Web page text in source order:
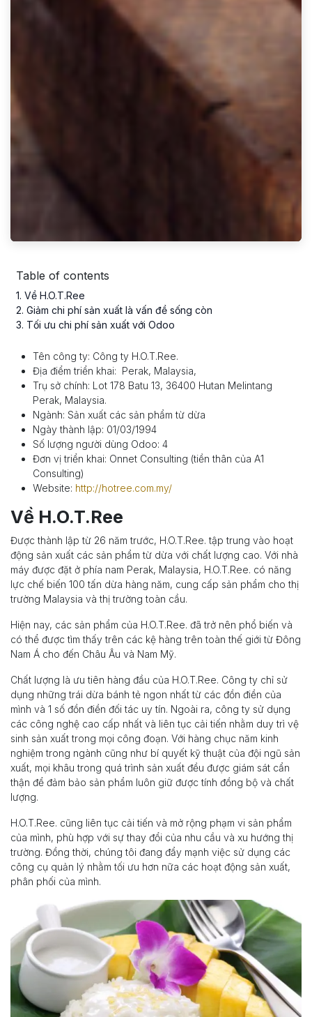
Table of contents
1. Về H.O.T.Ree
2. Giảm chi phí sản xuất là vấn đề sống còn
3. Tối ưu chi phí sản xuất với Odoo
Tên công ty: Công ty H.O.T.Ree.
Địa điểm triển khai: Perak, Malaysia,
Trụ sở chính: Lot 178 Batu 13, 36400 Hutan Melintang
Perak, Malaysia.
Ngành: Sản xuất các sản phẩm từ dừa
Ngày thành lập: 01/03/1994
Số lượng người dùng Odoo: 4
Đơn vị triển khai: Onnet Consulting (tiền thân của A1
Consulting)
Website: http://hotree.com.my/
Về H.O.T.Ree
Được thành lập từ 26 năm trước, H.O.T.Ree. tập trung vào hoạt
động sản xuất các sản phẩm từ dừa với chất lượng cao. Với nhà
máy được đặt ở phía nam Perak, Malaysia, H.O.T.Ree. có năng
lực chế biến 100 tấn dừa hàng năm, cung cấp sản phẩm cho thị
trường Malaysia và thị trường toàn cầu.
Hiện nay, các sản phẩm của H.O.T.Ree. đã trở nên phổ biến và
có thể được tìm thấy trên các kệ hàng trên toàn thế giới từ Đông
Nam Á cho đến Châu Âu và Nam Mỹ.
Chất lượng là ưu tiên hàng đầu của H.O.T.Ree. Công ty chỉ sử
dụng những trái dừa bánh tẻ ngon nhất từ các đồn điền của
mình và 1 số đồn điền đối tác uy tín. Ngoài ra, công ty sử dụng
các công nghệ cao cấp nhất và liên tục cải tiến nhằm duy trì vệ
sinh sản xuất trong mọi công đoạn. Với hàng chục năm kinh
nghiệm trong ngành cũng như bí quyết kỹ thuật của đội ngũ sản
xuất, mọi khâu trong quá trình sản xuất đều được giám sát cẩn
thận để đảm bảo sản phẩm luôn giữ được tính đồng bộ và chất
lượng.
H.O.T.Ree. cũng liên tục cải tiến và mở rộng phạm vi sản phẩm
của mình, phù hợp với sự thay đổi của nhu cầu và xu hướng thị
trường. Đồng thời, chúng tôi đang đẩy mạnh việc sử dụng các
công cụ quản lý nhằm tối ưu hơn nữa các hoạt động sản xuất,
phân phối của mình.